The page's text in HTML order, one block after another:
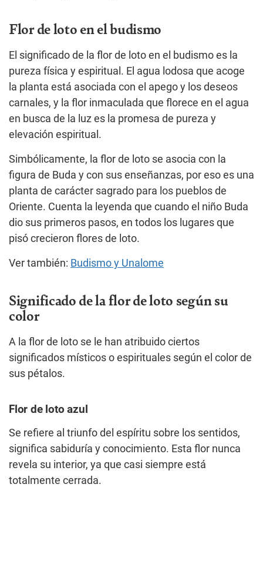
Flor de loto en el budismo
El significado de la flor de loto en el budismo es la
pureza física y espiritual. El agua lodosa que acoge
la planta está asociada con el apego y los deseos
carnales, y la flor inmaculada que florece en el agua
en busca de la luz es la promesa de pureza y
elevación espiritual.
Simbólicamente, la flor de loto se asocia con la
figura de Buda y con sus enseñanzas, por eso es una
planta de carácter sagrado para los pueblos de
Oriente. Cuenta la leyenda que cuando el niño Buda
dio sus primeros pasos, en todos los lugares que
pisó crecieron flores de loto.
Ver también: Budismo y Unalome
Significado de la flor de loto según su
color
A la flor de loto se le han atribuido ciertos
significados místicos o espirituales según el color de
sus pétalos.
Flor de loto azul
Se refiere al triunfo del espíritu sobre los sentidos,
significa sabiduría y conocimiento. Esta flor nunca
revela su interior, ya que casi siempre está
totalmente cerrada.